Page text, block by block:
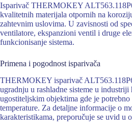
Isparivač THERMOKEY
kvalitetnih materijala otpornih na
zahtevnim uslovima. U zavisnosti od
ventilatore, ekspanzioni ventil i druge
funkcionisanje sistema.
Primena i pogodnost isparivača
THERMOKEY isparivač
ugradnju u rashladne sisteme u industriji
ugostiteljskim objektima gde je
temperature. Za detaljne informacije o
karakteristikama, preporučuje se uvid u